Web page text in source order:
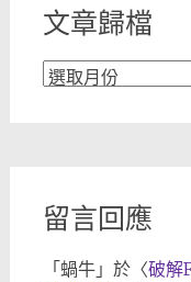
文章歸檔
文
留言回應
「蝸牛」於〈破解